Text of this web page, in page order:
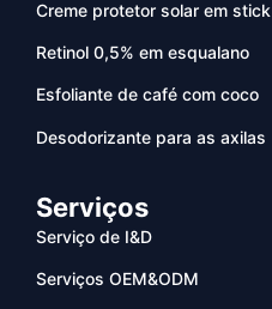
Creme protetor solar em stick
Retinol 0,5% em esqualano
Esfoliante de café com coco
Desodorizante para as axilas
Serviços
Serviço de I&D
Serviços OEM&ODM